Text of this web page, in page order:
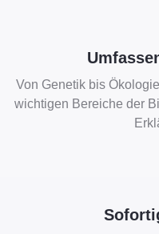
Von Genetik bis
wichtigen Bereiche der